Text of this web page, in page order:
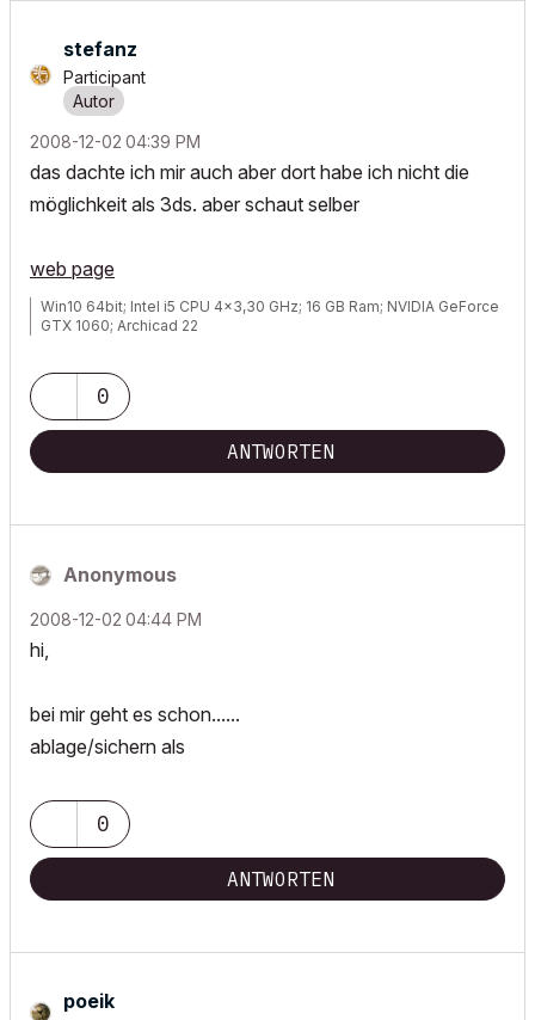
stefanz
Participant
‎2008-12-02 04:39 PM
das dachte ich mir auch aber dort habe ich nicht die
möglichkeit als 3ds. aber schaut selber
web page
Win10 64bit; Intel i5 CPU 4x3,30 GHz; 16 GB Ram; NVIDIA GeForce
GTX 1060; Archicad 22
0
ANTWORTEN
Anonymous
‎2008-12-02 04:44 PM
hi,
bei mir geht es schon......
ablage/sichern als
0
ANTWORTEN
poeik